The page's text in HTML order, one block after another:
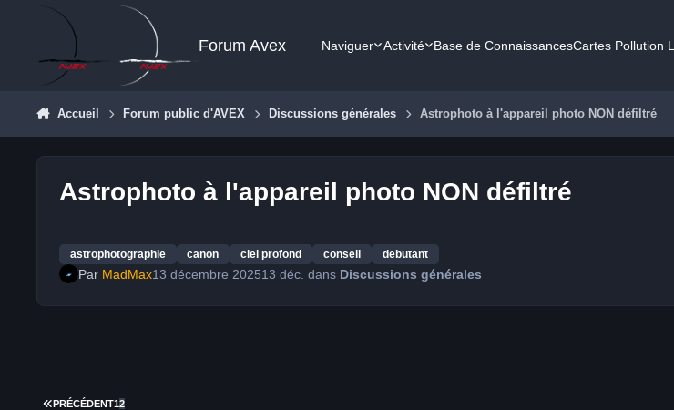
Aller au contenu
Forum Avex Naviguer Activité Base de ConnaissancesCartes Pollution
Accueil Forum public d'AVEX Discussions générales Astrophoto à l'appareil photo NON défiltré
Astrophoto à l'appareil photo NON défiltré
astrophotographie canon ciel profond conseil debutant
Par MadMax13 décembre 202513 déc. dans Discussions générales
PREMIÈRE PAGE
PRÉCÉDENT12